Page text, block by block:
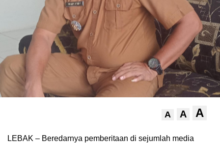
A A A
LEBAK – Beredarnya pemberitaan di sejumlah media